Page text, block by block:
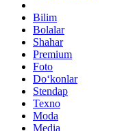
Bilim
Bolalar
Shahar
Premium
Foto
Do‘konlar
Stendap
Texno
Moda
Media